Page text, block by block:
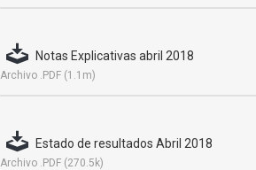
Notas Explicativas abril 2018
Archivo .PDF (1.1m)
Estado de resultados Abril 2018
Archivo .PDF (270.5k)